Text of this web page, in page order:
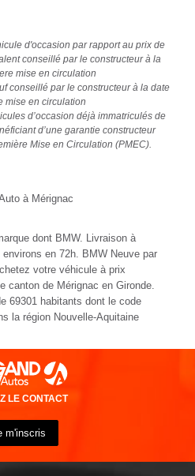
d'occasion par rapport au prix de
conseillé par le constructeur à la
mise en circulation
conseillé par le constructeur à la date
mise en circulation
d’occasion déjà immatriculés de
d’une garantie constructeur
Mise en Circulation (PMEC).
à Mérignac
dont BMW. Livraison à
en 72h. BMW Neuve par
votre véhicule à prix
canton de Mérignac en Gironde.
69301 habitants dont le code
la région Nouvelle-Aquitaine
LE CONTACT
m'inscris